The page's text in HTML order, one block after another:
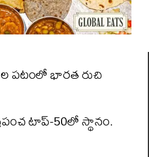
పటంలో భారత రుచి
టాప్-50లో స్థానం.